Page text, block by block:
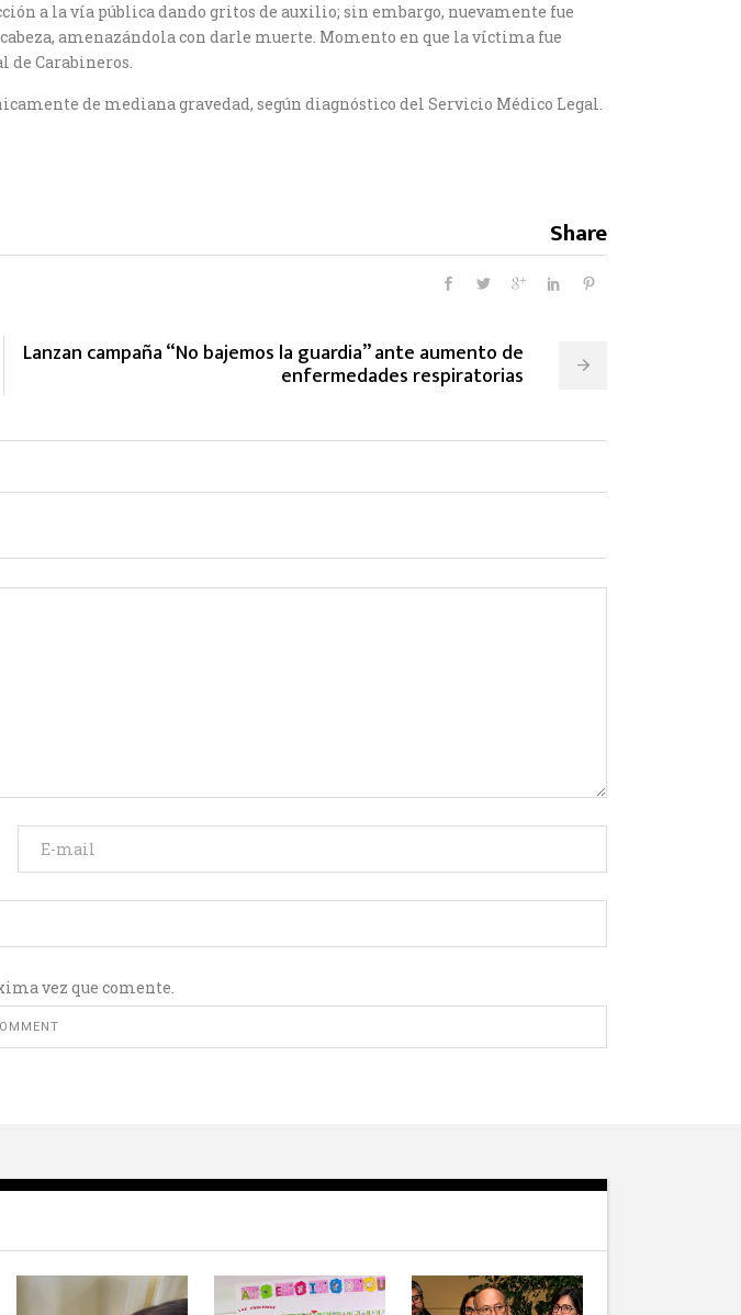
a la vía pública dando gritos de auxilio; sin embargo, nuevamente fue
amenazándola con darle muerte. Momento en que la víctima fue
de Carabineros.
de mediana gravedad, según diagnóstico del Servicio Médico Legal.
Share
Lanzan campaña “No bajemos la guardia” ante aumento de
enfermedades respiratorias
vez que comente.